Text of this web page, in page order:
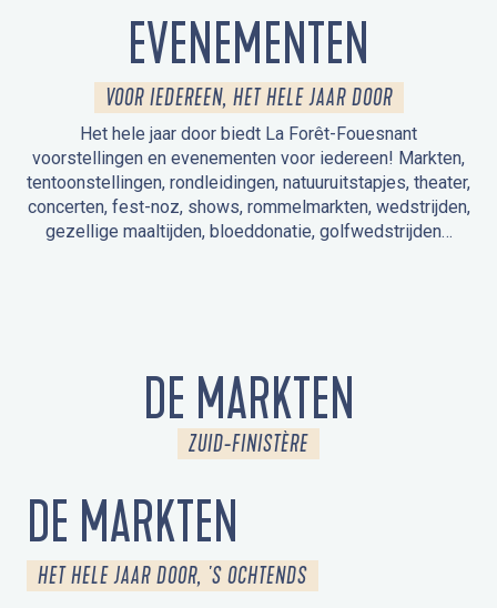
EVENEMENTEN
VOOR IEDEREEN, HET HELE JAAR DOOR
Het hele jaar door biedt La Forêt-Fouesnant
voorstellingen en evenementen voor iedereen! Markten,
tentoonstellingen, rondleidingen, natuuruitstapjes, theater,
concerten, fest-noz, shows, rommelmarkten, wedstrijden,
gezellige maaltijden, bloeddonatie, golfwedstrijden…
DE MARKTEN
ZUID-FINISTÈRE
DE MARKTEN
HET HELE JAAR DOOR, 'S OCHTENDS